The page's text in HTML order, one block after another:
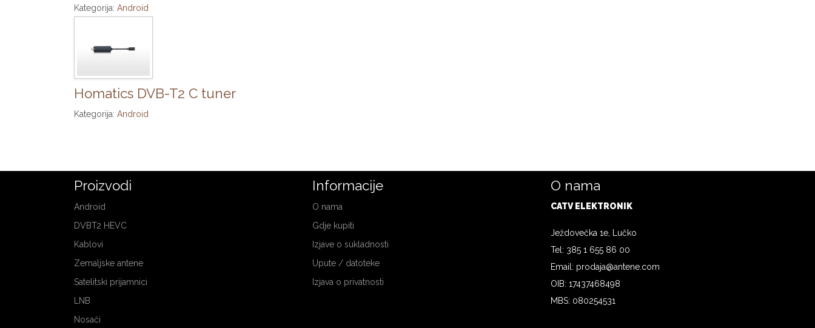
Kategorija: Android
Homatics DVB-T2 C tuner
Kategorija: Android
Proizvodi
Android
DVBT2 HEVC
Kablovi
Zemaljske antene
Satelitski prijamnici
LNB
Nosači
Informacije
O nama
Gdje kupiti
Izjave o sukladnosti
Upute / datoteke
Izjava o privatnosti
O nama
CATV ELEKTRONIK
Ježdovečka 1e, Lučko
Tel: 385 1 655 86 00
Email: prodaja@antene.com
OIB: 17437468498
MBS: 080254531